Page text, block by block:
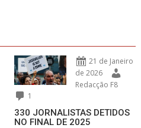
21 de Janeiro
de 2026
Redacção F8
1
330 JORNALISTAS DETIDOS
NO FINAL DE 2025